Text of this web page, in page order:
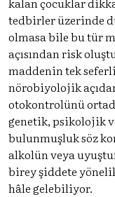
tedbirler üzerinde
olmasa bile bu tür
açısından risk
maddenin tek
nörobiyolojik
otokontrolünü
genetik, psikolojik
bulunmuşluk söz
alkolün veya
birey şiddete
hâle gelebiliyor.